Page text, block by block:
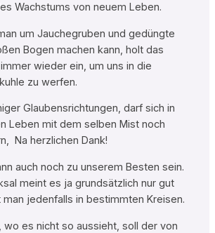
Wachstums von neuem Leben.
um Jauchegruben und gedüngte
Bogen machen kann, holt das
wieder ein, um uns in die
zu werfen.
Glaubensrichtungen, darf sich in
Leben mit dem selben Mist noch
Na herzlichen Dank!
auch noch zu unserem Besten sein.
meint es ja grundsätzlich nur gut
jedenfalls in bestimmten Kreisen.
es nicht so aussieht, soll der von